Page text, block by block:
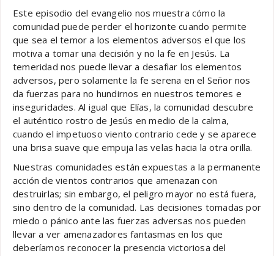
Este episodio del evangelio nos muestra cómo la
comunidad puede perder el horizonte cuando permite
que sea el temor a los elementos adversos el que los
motiva a tomar una decisión y no la fe en Jesús. La
temeridad nos puede llevar a desafiar los elementos
adversos, pero solamente la fe serena en el Señor nos
da fuerzas para no hundirnos en nuestros temores e
inseguridades. Al igual que Elías, la comunidad descubre
el auténtico rostro de Jesús en medio de la calma,
cuando el impetuoso viento contrario cede y se aparece
una brisa suave que empuja las velas hacia la otra orilla.
Nuestras comunidades están expuestas a la permanente
acción de vientos contrarios que amenazan con
destruirlas; sin embargo, el peligro mayor no está fuera,
sino dentro de la comunidad. Las decisiones tomadas por
miedo o pánico ante las fuerzas adversas nos pueden
llevar a ver amenazadores fantasmas en los que
deberíamos reconocer la presencia victoriosa del